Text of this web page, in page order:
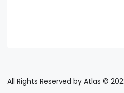
All Rights Reserved by Atlas ©